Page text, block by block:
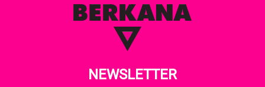
NEWSLETTER